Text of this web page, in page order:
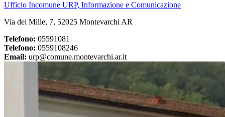
Ufficio Incomune URP, Informazione e Comunicazione
Via dei Mille, 7, 52025 Montevarchi AR
Telefono: 05591081
Telefono: 0559108246
Email: urp@comune.montevarchi.ar.it